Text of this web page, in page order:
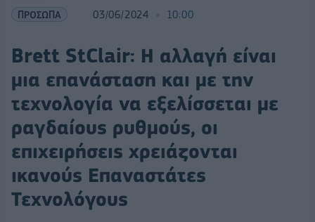
ΠΡΟΣΩΠΑ 03/06/2024 10:00
Brett StClair: Η αλλαγή είναι
μια επανάσταση και με την
τεχνολογία να εξελίσσεται με
ραγδαίους ρυθμούς, οι
επιχειρήσεις χρειάζονται
ικανούς Επαναστάτες
Τεχνολόγους